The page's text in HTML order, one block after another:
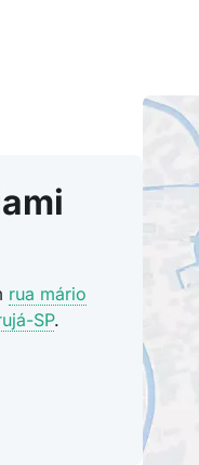
rua mário
SP.